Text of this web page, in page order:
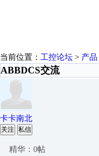
当前位置： 工控论坛 > 产品
ABBDCS交流
卡卡南北
关注 私信
精华：0帖